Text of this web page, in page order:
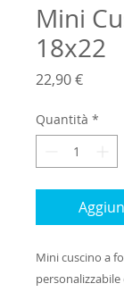
Mini
18x22
22,90 €Prezzo
Quantità *
Mini cuscino a